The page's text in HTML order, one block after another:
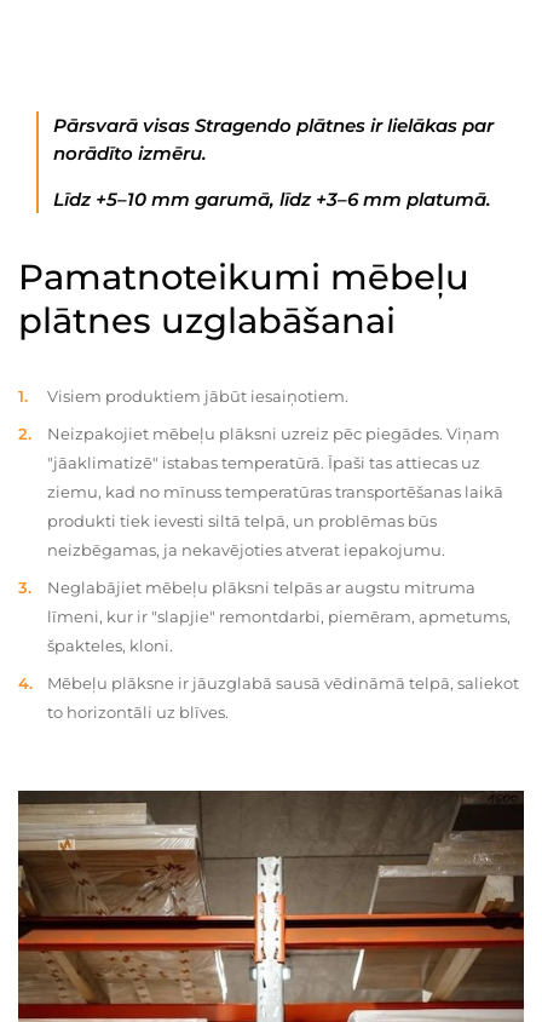
Pārsvarā visas Stragendo plātnes ir lielākas par
norādīto izmēru.
Līdz +5–10 mm garumā, līdz +3–6 mm platumā.
Pamatnoteikumi mēbeļu
plātnes uzglabāšanai
Visiem produktiem jābūt iesaiņotiem.
Neizpakojiet mēbeļu plāksni uzreiz pēc piegādes. Viņam
"jāaklimatizē" istabas temperatūrā. Īpaši tas attiecas uz
ziemu, kad no mīnuss temperatūras transportēšanas laikā
produkti tiek ievesti siltā telpā, un problēmas būs
neizbēgamas, ja nekavējoties atverat iepakojumu.
Neglabājiet mēbeļu plāksni telpās ar augstu mitruma
līmeni, kur ir "slapjie" remontdarbi, piemēram, apmetums,
špakteles, kloni.
Mēbeļu plāksne ir jāuzglabā sausā vēdināmā telpā, saliekot
to horizontāli uz blīves.